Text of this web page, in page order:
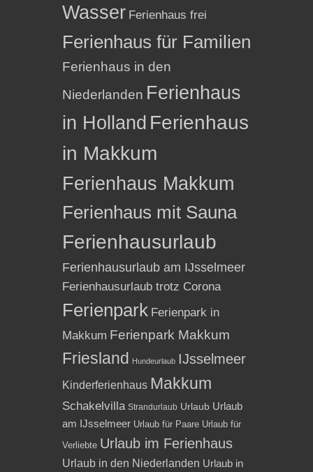
Wasser Ferienhaus frei
Ferienhaus für Familien
Ferienhaus in den
Niederlanden Ferienhaus
in Holland Ferienhaus
in Makkum
Ferienhaus Makkum
Ferienhaus mit Sauna
Ferienhausurlaub
Ferienhausurlaub am IJsselmeer
Ferienhausurlaub trotz Corona
Ferienpark Ferienpark in
Makkum Ferienpark Makkum
Friesland Hundeurlaub IJsselmeer
Kinderferienhaus Makkum
Schakelvilla Strandurlaub Urlaub Urlaub
am IJsselmeer Urlaub für Paare Urlaub für
Verliebte Urlaub im Ferienhaus
Urlaub in den Niederlanden Urlaub in